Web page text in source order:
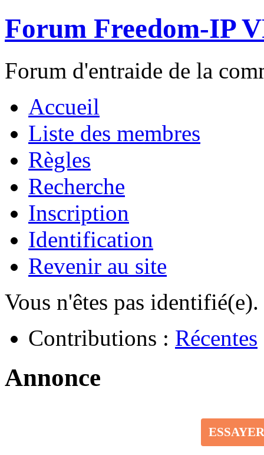
Forum Freedom-IP
Forum d'entraide de la
Accueil
Liste des membres
Règles
Recherche
Inscription
Identification
Revenir au site
Vous n'êtes pas identifié(e).
Contributions : Récentes
Annonce